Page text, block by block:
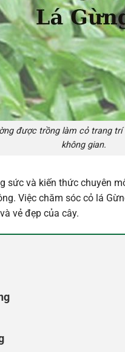
được trồng làm cỏ trang
không gian.
sức và kiến thức chuyên
Việc chăm sóc cỏ lá
vẻ đẹp của cây.